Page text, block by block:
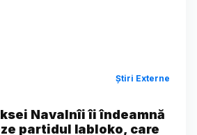
Știri Externe
Navalnîi îi îndeamnă
partidul Iabloko, care